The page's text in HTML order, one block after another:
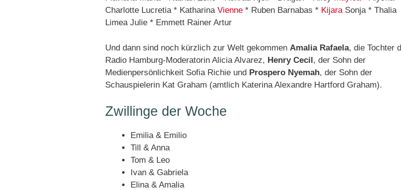
Charlotte Lucretia * Katharina Vienne * Ruben Barnabas * KijaraSonja * Thalia
Limea Julie * Emmett Rainer Artur
Und dann sind noch kürzlich zur Welt gekommen Amalia Rafaela, die Tochter
Radio Hamburg-Moderatorin Alicia Alvarez, Henry Cecil, der Sohn der
Medienpersönlichkeit Sofia Richie und Prospero Nyemah, der Sohn der
Schauspielerin Kat Graham (amtlich Katerina Alexandre Hartford Graham).
Zwillinge der Woche
Emilia & Emilio
Till & Anna
Tom & Leo
Ivan & Gabriela
Elina & Amalia